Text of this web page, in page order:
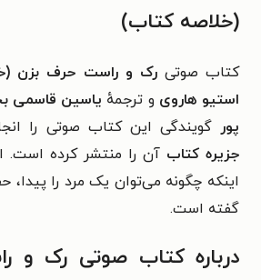
(خلاصه کتاب)
کتاب صوتی رک و راست حرف بزن
استیو هاروی و ترجمهٔ یاسین قاسمی
پور گویندگی این کتاب صوتی را
جزیره کتاب آن را منتشر کرده است.
اینکه چگونه می‌توان یک مرد را
گفته است.
درباره کتاب صوتی رک و